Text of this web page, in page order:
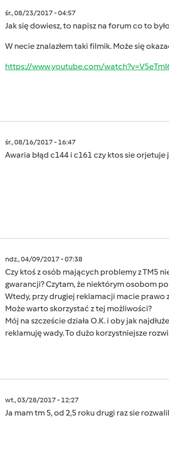
śr., 08/23/2017 - 04:57
Jak się dowiesz, to napisz na forum co to
W necie znalazłem taki filmik. Może się
https://www.youtube.com/
śr., 08/16/2017 - 16:47
Awaria błąd c144 i c161 czy ktos sie orjetuje
ndz., 04/09/2017 - 07:38
Czy ktoś z osób mających problemy z TM5
gwarancji? Czytam, że niektórym osobom
Wtedy, przy drugiej reklamacji macie prawo
Może warto skorzystać z tej możliwości?
Mój na szczeście działa O.K. i oby jak
reklamuję wady. To dużo korzystniejsze
wt., 03/28/2017 - 12:27
Ja mam tm 5, od 2,5 roku drugi raz sie